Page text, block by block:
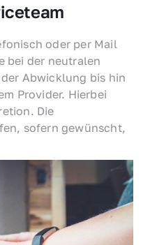
oder per Mail
bei der neutralen
Abwicklung bis hin
Provider. Hierbei
Die
sofern gewünscht,